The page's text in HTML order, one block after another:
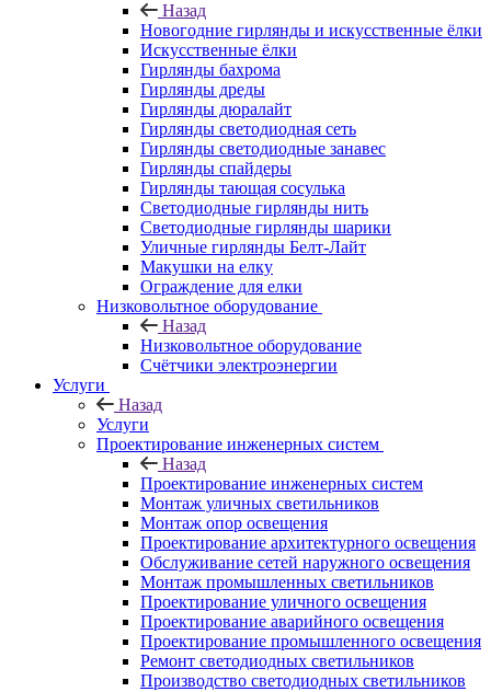
Назад
Новогодние гирлянды и искусственные ёлки
Искусственные ёлки
Гирлянды бахрома
Гирлянды дреды
Гирлянды дюралайт
Гирлянды светодиодная сеть
Гирлянды светодиодные занавес
Гирлянды спайдеры
Гирлянды тающая сосулька
Светодиодные гирлянды нить
Светодиодные гирлянды шарики
Уличные гирлянды Белт-Лайт
Макушки на елку
Ограждение для елки
Низковольтное оборудование
Назад
Низковольтное оборудование
Счётчики электроэнергии
Услуги
Назад
Услуги
Проектирование инженерных систем
Назад
Проектирование инженерных систем
Монтаж уличных светильников
Монтаж опор освещения
Проектирование архитектурного освещения
Обслуживание сетей наружного освещения
Монтаж промышленных светильников
Проектирование уличного освещения
Проектирование аварийного освещения
Проектирование промышленного освещения
Ремонт светодиодных светильников
Производство светодиодных светильников